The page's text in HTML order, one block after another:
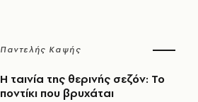
Παντελής Καψής
Η ταινία της θερινής σεζόν: Το
ποντίκι που βρυχάται